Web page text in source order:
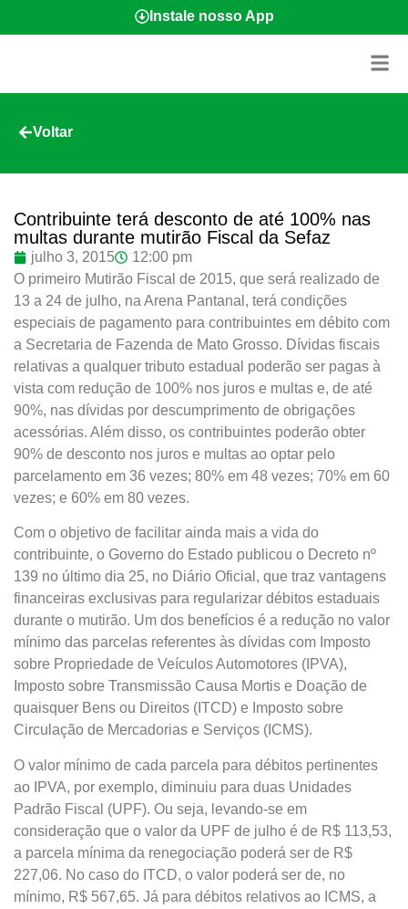
Instale nosso App
Voltar
Contribuinte terá desconto de até 100% nas
multas durante mutirão Fiscal da Sefaz
julho 3, 2015
12:00 pm
O primeiro Mutirão Fiscal de 2015, que será realizado de
13 a 24 de julho, na Arena Pantanal, terá condições
especiais de pagamento para contribuintes em débito com
a Secretaria de Fazenda de Mato Grosso. Dívidas fiscais
relativas a qualquer tributo estadual poderão ser pagas à
vista com redução de 100% nos juros e multas e, de até
90%, nas dívidas por descumprimento de obrigações
acessórias. Além disso, os contribuintes poderão obter
90% de desconto nos juros e multas ao optar pelo
parcelamento em 36 vezes; 80% em 48 vezes; 70% em 60
vezes; e 60% em 80 vezes.
Com o objetivo de facilitar ainda mais a vida do
contribuinte, o Governo do Estado publicou o Decreto nº
139 no último dia 25, no Diário Oficial, que traz vantagens
financeiras exclusivas para regularizar débitos estaduais
durante o mutirão. Um dos benefícios é a redução no valor
mínimo das parcelas referentes às dívidas com Imposto
sobre Propriedade de Veículos Automotores (IPVA),
Imposto sobre Transmissão Causa Mortis e Doação de
quaisquer Bens ou Direitos (ITCD) e Imposto sobre
Circulação de Mercadorias e Serviços (ICMS).
O valor mínimo de cada parcela para débitos pertinentes
ao IPVA, por exemplo, diminuiu para duas Unidades
Padrão Fiscal (UPF). Ou seja, levando-se em
consideração que o valor da UPF de julho é de R$ 113,53,
a parcela mínima da renegociação poderá ser de R$
227,06. No caso do ITCD, o valor poderá ser de, no
mínimo, R$ 567,65. Já para débitos relativos ao ICMS, a